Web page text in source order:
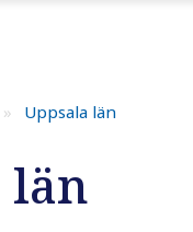
» Uppsala län
län